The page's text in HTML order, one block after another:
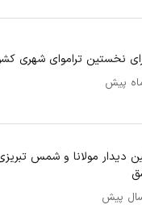
نخستین تراموای شهری
دیدار مولانا و شمس